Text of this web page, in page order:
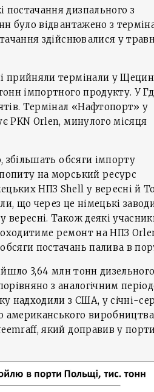
дизпального з
було відвантажено з
здійснювалися у
прийняли термінали у
імпортного продукту. У
Термінал «Нафтопорт» у
PKN Orlen, минулого місяця
збільшать обсяги імпорту
на морський ресурс
НПЗ Shell у вересні й
що через це німецькі
Також деякі
ремонт на НПЗ
постачань палива в
3,64 млн тонн дизельного
з аналогічним
надходили з США, у січні-
який доправив у порти